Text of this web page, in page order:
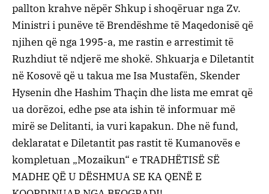
pallton krahve nëpër Shkup i shoqëruar nga Zv.
Ministri i punëve të Brendëshme të Maqedonisë që
njihen që nga 1995-a, me rastin e arrestimit të
Ruzhdiut të ndjerë me shokë. Shkuarja e Diletantit
në Kosovë që u takua me Isa Mustafën, Skender
Hysenin dhe Hashim Thaçin dhe lista me emrat që
ua dorëzoi, edhe pse ata ishin të informuar më
mirë se Delitanti, ia vuri kapakun. Dhe në fund,
deklaratat e Diletantit pas rastit të Kumanovës e
kompletuan „Mozaikun“ e TRADHËTISË SË
MADHE QË U DËSHMUA SE KA QENË E